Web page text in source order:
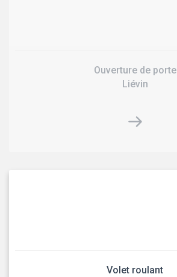
Ouverture de porte
Liévin
Volet roulant